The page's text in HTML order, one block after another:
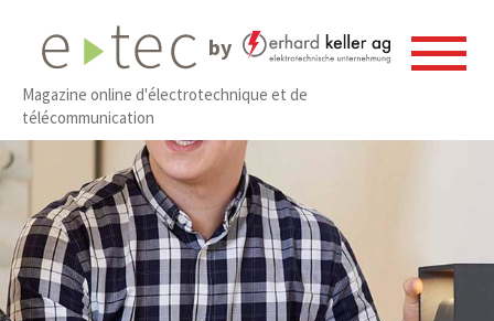
by
Magazine online d'électrotechnique et de
télécommunication